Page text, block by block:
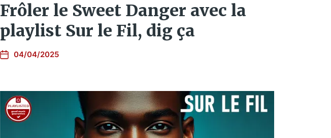
Frôler le Sweet Danger avec la
playlist Sur le Fil, dig ça
04/04/2025